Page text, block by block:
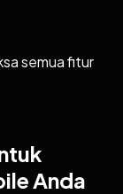
semua fitur
Anda